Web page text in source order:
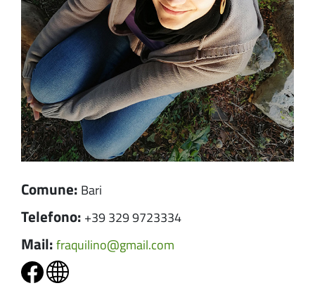
Comune: Bari
Telefono: +39 329 9723334
Mail:fraquilino@gmail.com